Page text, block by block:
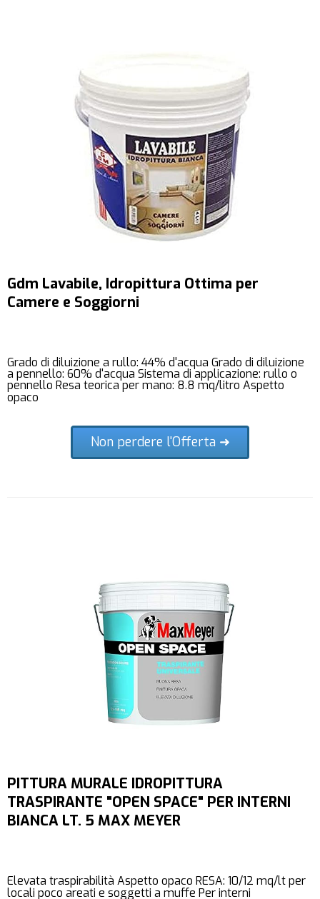
Gdm Lavabile, Idropittura Ottima per
Camere e Soggiorni
Grado di diluizione a rullo: 44% d'acqua Grado di diluizione
a pennello: 60% d'acqua Sistema di applicazione: rullo o
pennello Resa teorica per mano: 8.8 mq/litro Aspetto
opaco
Non perdere l'Offerta ➜
PITTURA MURALE IDROPITTURA
TRASPIRANTE "OPEN SPACE" PER INTERNI
BIANCA LT. 5 MAX MEYER
Elevata traspirabilità Aspetto opaco RESA: 10/12 mq/lt per
locali poco areati e soggetti a muffe Per interni